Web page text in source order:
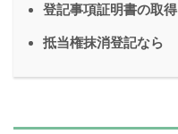
登記事項証明書の取得
抵当権抹消登記なら